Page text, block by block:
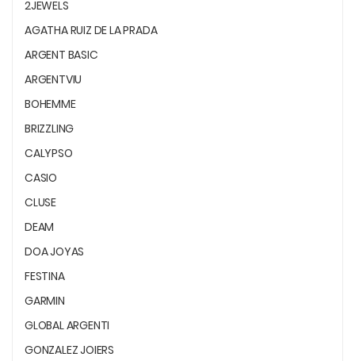
2JEWELS
AGATHA RUIZ DE LA PRADA
ARGENT BASIC
ARGENTVIU
BOHEMME
BRIZZLING
CALYPSO
CASIO
CLUSE
DEAM
DOA JOYAS
FESTINA
GARMIN
GLOBAL ARGENTI
GONZALEZ JOIERS